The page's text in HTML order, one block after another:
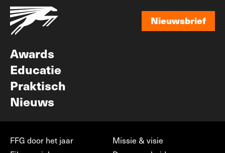
Nieuwsbrief
Awards
Educatie
Praktisch
Nieuws
FFG door het jaar
Missie & visie